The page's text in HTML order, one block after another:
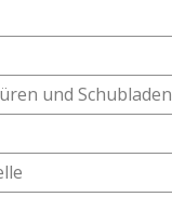
und Schubladen